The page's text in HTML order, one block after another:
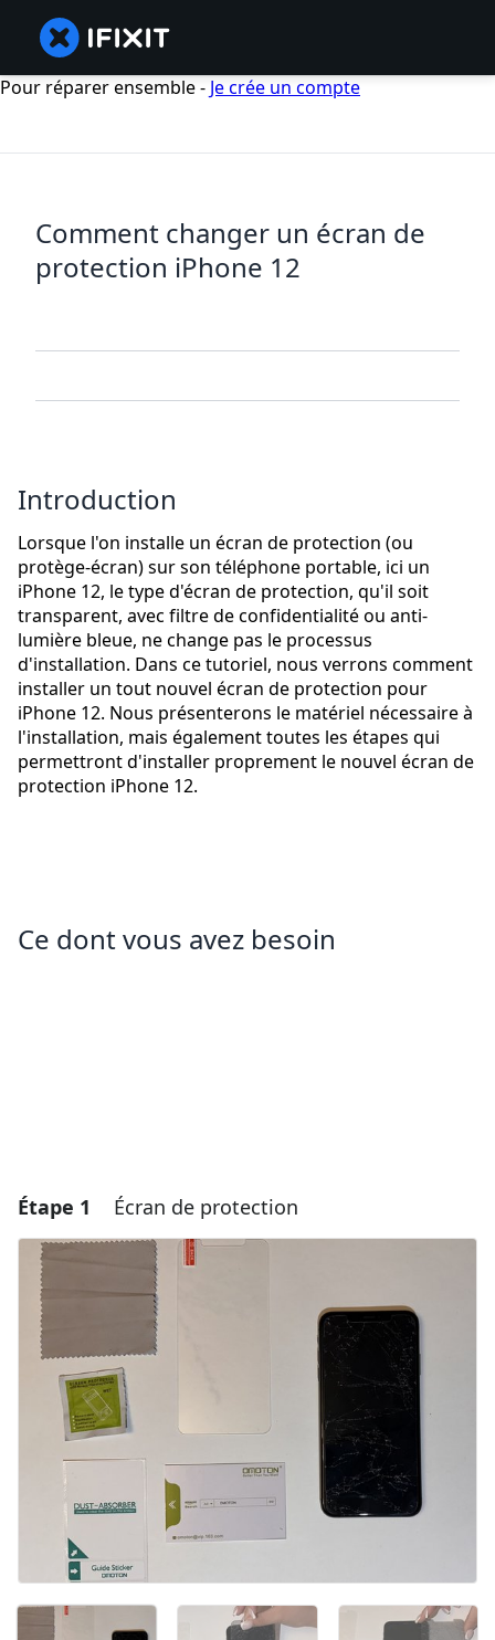
Pour réparer ensemble - Je crée un compte
Comment changer un écran de
protection iPhone 12
Introduction
Lorsque l'on installe un écran de protection (ou
protège-écran) sur son téléphone portable, ici un
iPhone 12, le type d'écran de protection, qu'il soit
transparent, avec filtre de confidentialité ou anti-
lumière bleue, ne change pas le processus
d'installation. Dans ce tutoriel, nous verrons comment
installer un tout nouvel écran de protection pour
iPhone 12. Nous présenterons le matériel nécessaire à
l'installation, mais également toutes les étapes qui
permettront d'installer proprement le nouvel écran de
protection iPhone 12.
Ce dont vous avez besoin
Étape 1 Écran de protection